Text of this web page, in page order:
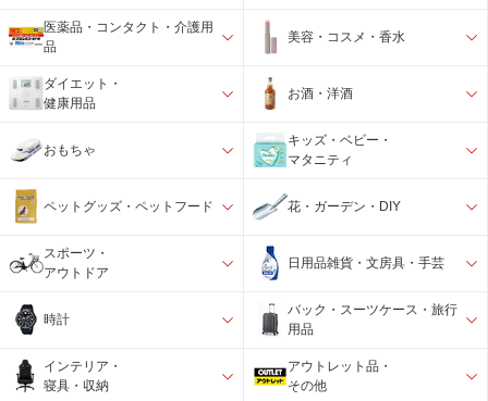
医薬品・コンタクト・介護用
品
美容・コスメ・香水
ダイエット・
健康用品
お酒・洋酒
おもちゃ
キッズ・ベビー・
マタニティ
ペットグッズ・ペットフード 花・ガーデン・DIY
スポーツ・
アウトドア
日用品雑貨・文房具・手芸
時計
バック・スーツケース・旅行
用品
インテリア・
寝具・収納
アウトレット品・
その他